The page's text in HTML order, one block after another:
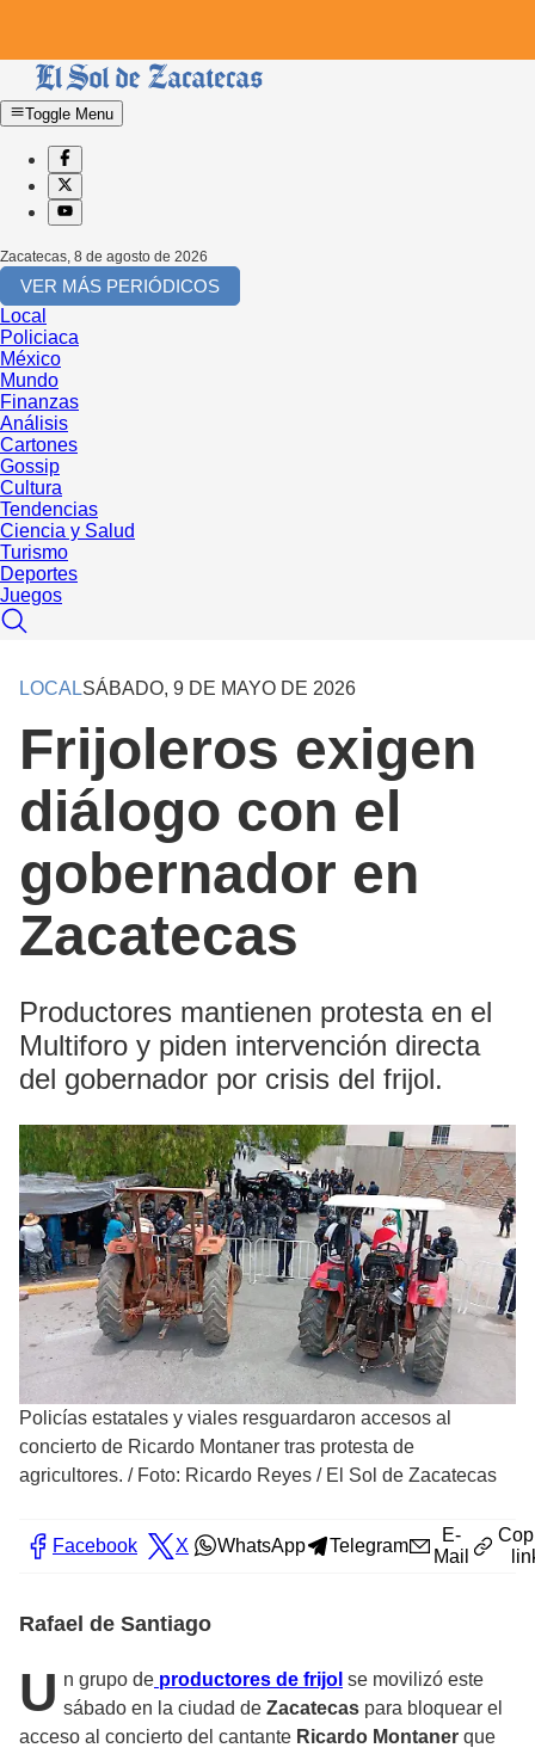
Toggle Menu
Zacatecas, 8 de agosto de 2026
VER MÁS PERIÓDICOS
Local
Policiaca
México
Mundo
Finanzas
Análisis
Cartones
Gossip
Cultura
Tendencias
Ciencia y Salud
Turismo
Deportes
Juegos
LOCALSÁBADO, 9 DE MAYO DE 2026
Frijoleros exigen
diálogo con el
gobernador en
Zacatecas
Productores mantienen protesta en el
Multiforo y piden intervención directa
del gobernador por crisis del frijol.
Policías estatales y viales resguardaron accesos al
concierto de Ricardo Montaner tras protesta de
agricultores. / Foto: Ricardo Reyes / El Sol de Zacatecas
Facebook X WhatsApp Telegram
E-
Mail
Rafael de Santiago
U n grupo de productores de frijol se movilizó este
sábado en la ciudad de Zacatecas para bloquear el
acceso al concierto del cantante Ricardo Montaner que